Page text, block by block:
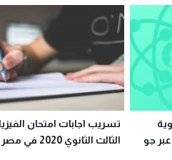
عبر جو
تسريب اجابات امتحان
الثالث الثانوي 2020 في مصر